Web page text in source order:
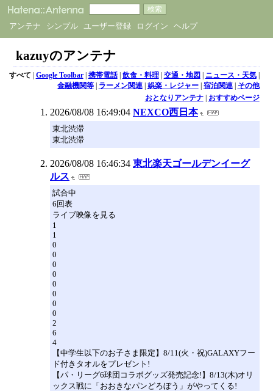
アンテナ シンプル ユーザー登録 ログイン ヘルプ
kazuyのアンテナ
すべて | Google Toolbar| 携帯電話| 飲食・料理| 交通・地図 | ニュース・天気|
金融機関等| ラーメン関連| 娯楽・レジャー| 宿泊関連| その他
おとなりアンテナ| おすすめページ
2026/08/08 16:49:04 NEXCO西日本
東北渋滞
東北渋滞
2026/08/08 16:46:34 東北楽天ゴールデンイーグ
ルス
試合中
6回表
ライブ映像を見る
1
1
0
0
0
0
0
0
0
0
2
6
4
【中学生以下のお子さま限定】8/11(火・祝)GALAXYフー
ド付きタオルをプレゼント!
【パ・リーグ6球団コラボグッズ発売記念!】8/13(木)オリ
ックス戦に「おおきなパンどろぼう」がやってくる!